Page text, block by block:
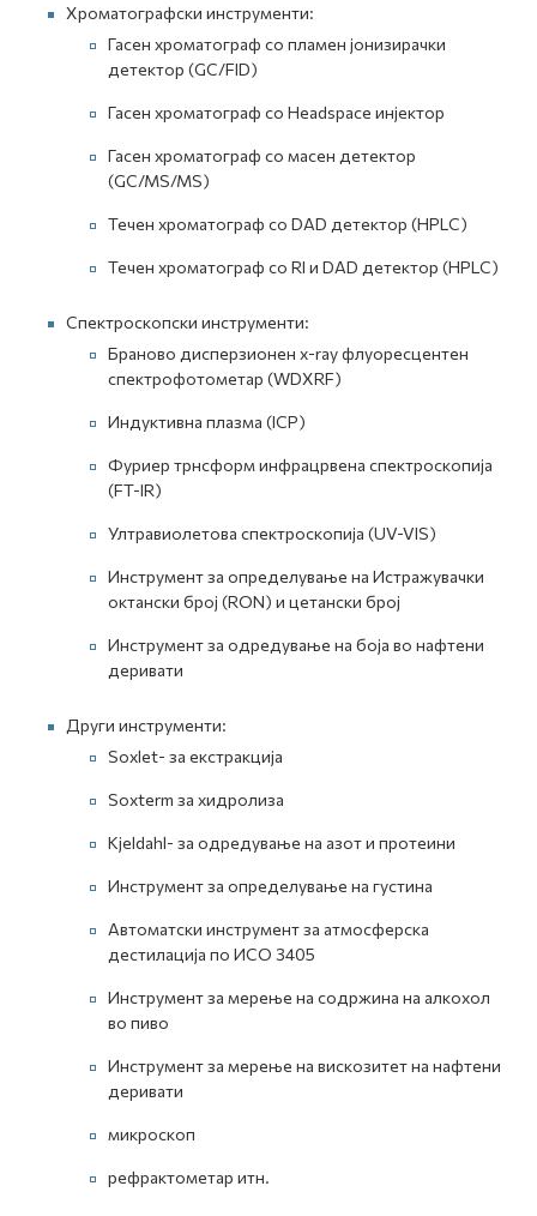
Хроматографски инструменти:
Гасен хроматограф со пламен јонизирачки
детектор (GC/FID)
Гасен хроматограф со Headspace инјектор
Гасен хроматограф со масен детектор
(GC/MS/MS)
Течен хроматограф со DAD детектор (HPLC)
Течен хроматограф со RI и DAD детектор (HPLC)
Спектроскопски инструменти:
Браново дисперзионен x-ray флуоресцентен
спектрофотометар (WDXRF)
Индуктивна плазма (ICP)
Фуриер трнсформ инфрацрвена спектроскопија
(FT-IR)
Ултравиолетова спектроскопија (UV-VIS)
Инструмент за определување на Истражувачки
октански број (RON) и цетански број
Инструмент за одредување на боја во нафтени
деривати
Други инструменти:
Soxlet- за екстракција
Soxterm за хидролиза
Kjeldahl- за одредување на азот и протеини
Инструмент за определување на густина
Автоматски инструмент за атмосферска
дестилација по ИСО 3405
Инструмент за мерење на содржина на алкохол
во пиво
Инструмент за мерење на вискозитет на нафтени
деривати
микроскоп
рефрактометар итн.